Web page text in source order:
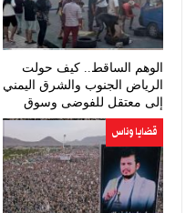
الوهم الساقط.. كيف حولت
الرياض الجنوب والشرق اليمني
إلى معتقل للفوضى وسوق
للنخاسة…
قضايا وناس